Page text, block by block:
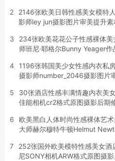
2
2146张欧美日韩性感美女模特
影师ley jun摄影图片审美提升素
3
234张欧美花花公子性感裸体
师班尼·耶格尔Bunny Yeager作
4
1196张韩国美少女性感内衣私
摄影师number_2046摄影图片
5
30张酒店性感丰满情趣内衣美
佳能相机cr2格式原图摄影后期
6
欧美黑白人体时尚性感裸体艺
大师赫尔穆特牛顿Helmut
7
252张国外欧美模特性感美女
尼SONY相机ARW格式原图摄